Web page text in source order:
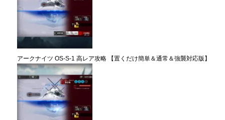
アークナイツ OS-S-1 高レア攻略 【置くだけ簡単＆通常＆強襲対応版】